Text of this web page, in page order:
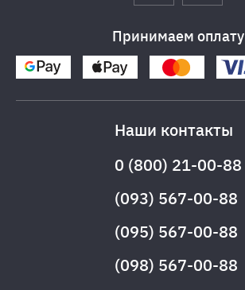
Принимаем оплату
Наши контакты
0 (800) 21-00-88
(093) 567-00-88
(095) 567-00-88
(098) 567-00-88